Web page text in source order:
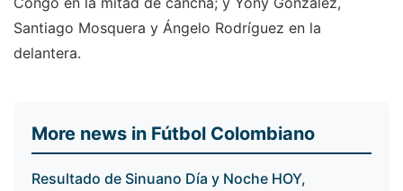
Santiago Mosquera y Ángelo Rodríguez en la
delantera.
More news in Fútbol Colombiano
Resultado de Sinuano Día y Noche HOY,